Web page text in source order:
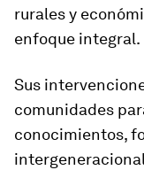
rurales y
enfoque integral.
Sus
comunidades
conocimientos,